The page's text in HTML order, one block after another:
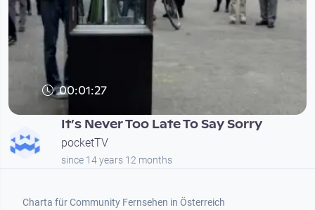
00:01:27
It’s Never Too Late To Say Sorry
pocketTV
since 14 years 12 months
Footer 1
Charta für Community Fernsehen in Österreich